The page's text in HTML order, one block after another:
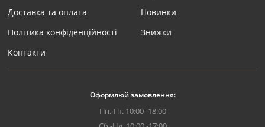
Доставка та оплата
Політика конфіденційності
Контакти
Новинки
Знижки
Оформлюй замовлення:
Пн.-Пт. 10:00 -18:00